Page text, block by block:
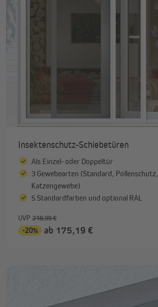
Insektenschutz-Schiebetüren
Als Einzel- oder Doppeltür
3 Gewebearten (Standard, Pollenschutz,
Katzengewebe)
5 Standardfarben und optional RAL
UVP 218,99 €
-20% ab 175,19 €